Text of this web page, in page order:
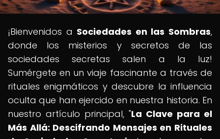
¡Bienvenidos a Sociedades en las Sombras,
donde los misterios y secretos de las
sociedades secretas salen a la luz!
Sumérgete en un viaje fascinante a través de
rituales enigmáticos y descubre la influencia
oculta que han ejercido en nuestra historia. En
nuestro artículo principal, "La Clave para el
Más Allá: Descifrando Mensajes en Rituales